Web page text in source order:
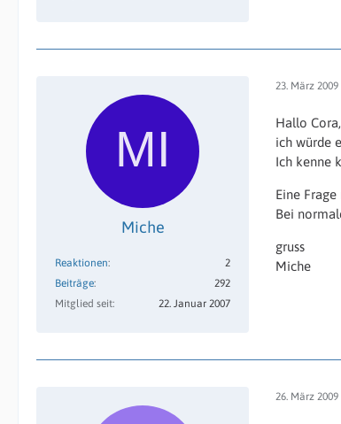
Miche
Reaktionen
2
Beiträge
292
Mitglied seit
22. Januar 2007
23. März
Hallo Cora,
ich würde
Ich kenne
Eine
Bei
gruss
Miche
26. März